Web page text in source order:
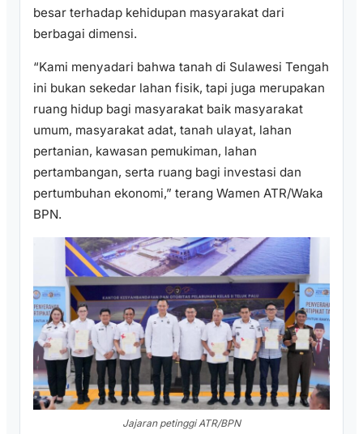
besar terhadap kehidupan masyarakat dari
berbagai dimensi.
“Kami menyadari bahwa tanah di Sulawesi Tengah
ini bukan sekedar lahan fisik, tapi juga merupakan
ruang hidup bagi masyarakat baik masyarakat
umum, masyarakat adat, tanah ulayat, lahan
pertanian, kawasan pemukiman, lahan
pertambangan, serta ruang bagi investasi dan
pertumbuhan ekonomi,” terang Wamen ATR/Waka
BPN.
Jajaran petinggi ATR/BPN